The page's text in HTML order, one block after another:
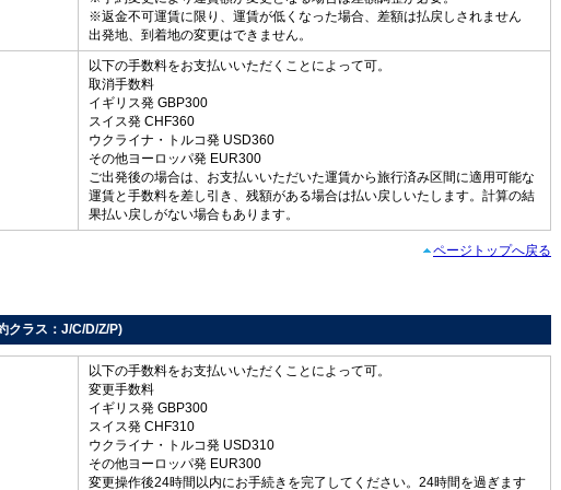
※返金不可運賃に限り、運賃が低くなった場合、差額は払戻しされません
出発地、到着地の変更はできません。
以下の手数料をお支払いいただくことによって可。
取消手数料
イギリス発 GBP300
スイス発 CHF360
ウクライナ・トルコ発 USD360
その他ヨーロッパ発 EUR300
ご出発後の場合は、お支払いいただいた運賃から旅行済み区間に適用可能な
運賃と手数料を差し引き、残額がある場合は払い戻しいたします。計算の結
果払い戻しがない場合もあります。
ページトップへ戻る
クラス：J/C/D/Z/P)
以下の手数料をお支払いいただくことによって可。
変更手数料
イギリス発 GBP300
スイス発 CHF310
ウクライナ・トルコ発 USD310
その他ヨーロッパ発 EUR300
変更操作後24時間以内にお手続きを完了してください。24時間を過ぎます